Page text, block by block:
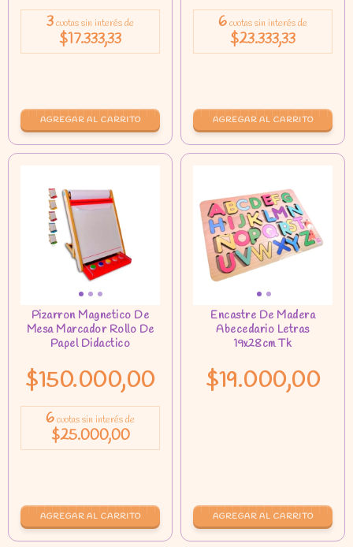
3cuotas sin interés de
$17.333,33
6cuotas sin interés de
$23.333,33
$150.000,00
6cuotas sin interés de
$25.000,00
$19.000,00